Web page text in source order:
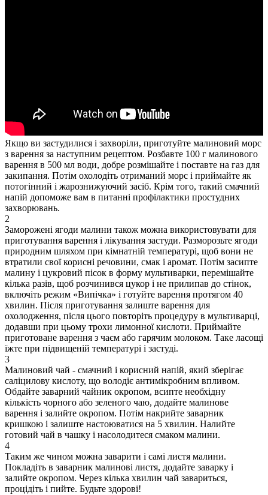
Якщо ви застудилися і захворіли, приготуйте малиновий морс
з варення за наступним рецептом. Розбавте 100 г малинового
варення в 500 мл води, добре розмішайте і поставте на газ для
закипання. Потім охолодіть отриманий морс і приймайте як
потогінний і жарознижуючий засіб. Крім того, такий смачний
напій допоможе вам в питанні профілактики простудних
захворювань.
2
Заморожені ягоди малини також можна використовувати для
приготування варення і лікування застуди. Разморозьте ягоди
природним шляхом при кімнатній температурі, щоб вони не
втратили свої корисні речовини, смак і аромат. Потім засипте
малину і цукровий пісок в форму мультиварки, перемішайте
кілька разів, щоб розчинився цукор і не прилипав до стінок,
включіть режим «Випічка» і готуйте варення протягом 40
хвилин. Після приготування залиште варення для
охолодження, після цього повторіть процедуру в мультиварці,
додавши при цьому трохи лимонної кислоти. Приймайте
приготоване варення з чаєм або гарячим молоком. Таке ласощі
їжте при підвищеній температурі і застуді.
3
Малиновий чай - смачний і корисний напій, який зберігає
саліцилову кислоту, що володіє антимікробним впливом.
Обдайте заварний чайник окропом, всипте необхідну
кількість чорного або зеленого чаю, додайте малинове
варення і залийте окропом. Потім накрийте заварник
кришкою і залиште настоюватися на 5 хвилин. Налийте
готовий чай в чашку і насолодитеся смаком малини.
4
Таким же чином можна заварити і самі листя малини.
Покладіть в заварник малинові листя, додайте заварку і
залийте окропом. Через кілька хвилин чай завариться,
процідіть і пийте. Будьте здорові!